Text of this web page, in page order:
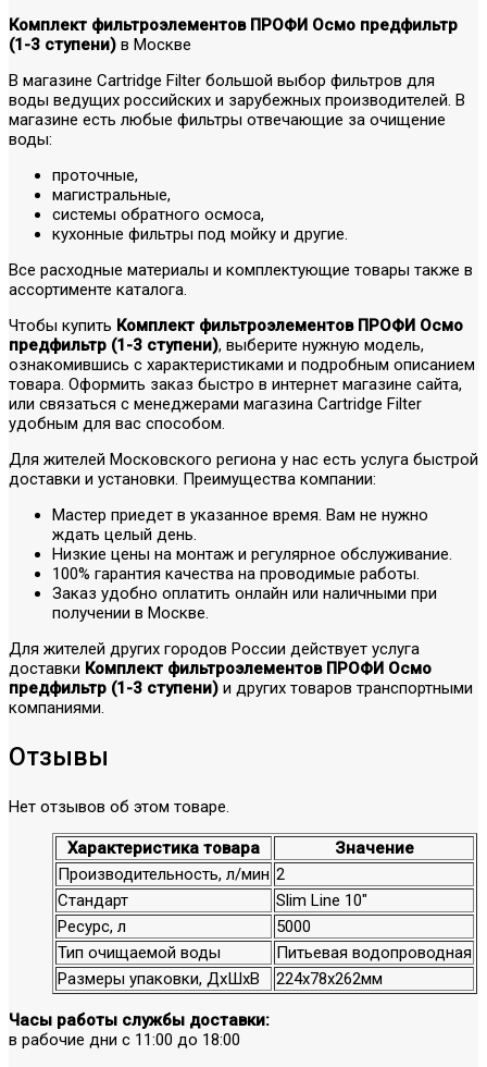
Комплект фильтроэлементов ПРОФИ Осмо предфильтр
(1-3 ступени) в Москве
В магазине Cartridge Filter большой выбор фильтров для
воды ведущих российских и зарубежных производителей. В
магазине есть любые фильтры отвечающие за очищение
воды:
проточные,
магистральные,
системы обратного осмоса,
кухонные фильтры под мойку и другие.
Все расходные материалы и комплектующие товары также в
ассортименте каталога.
Чтобы купить Комплект фильтроэлементов ПРОФИ Осмо
предфильтр (1-3 ступени), выберите нужную модель,
ознакомившись с характеристиками и подробным описанием
товара. Оформить заказ быстро в интернет магазине сайта,
или связаться с менеджерами магазина Cartridge Filter
удобным для вас способом.
Для жителей Московского региона у нас есть услуга быстрой
доставки и установки. Преимущества компании:
Мастер приедет в указанное время. Вам не нужно
ждать целый день.
Низкие цены на монтаж и регулярное обслуживание.
100% гарантия качества на проводимые работы.
Заказ удобно оплатить онлайн или наличными при
получении в Москве.
Для жителей других городов России действует услуга
доставки Комплект фильтроэлементов ПРОФИ Осмо
предфильтр (1-3 ступени) и других товаров транспортными
компаниями.
Отзывы
Нет отзывов об этом товаре.
Характеристика товара
Значение
Производительность, л/мин 2
Стандарт
Slim Line 10"
Ресурс, л
5000
Тип очищаемой воды
Питьевая водопроводная
Размеры упаковки, ДхШхВ
224x78x262мм
Часы работы службы доставки:
в рабочие дни с 11:00 до 18:00